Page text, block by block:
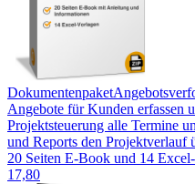
Dokumentenpaket
Angebote für Kunden erfassen
Projektsteuerung alle Termine
und Reports den Projektverlauf
20 Seiten E-Book und 14
17,80